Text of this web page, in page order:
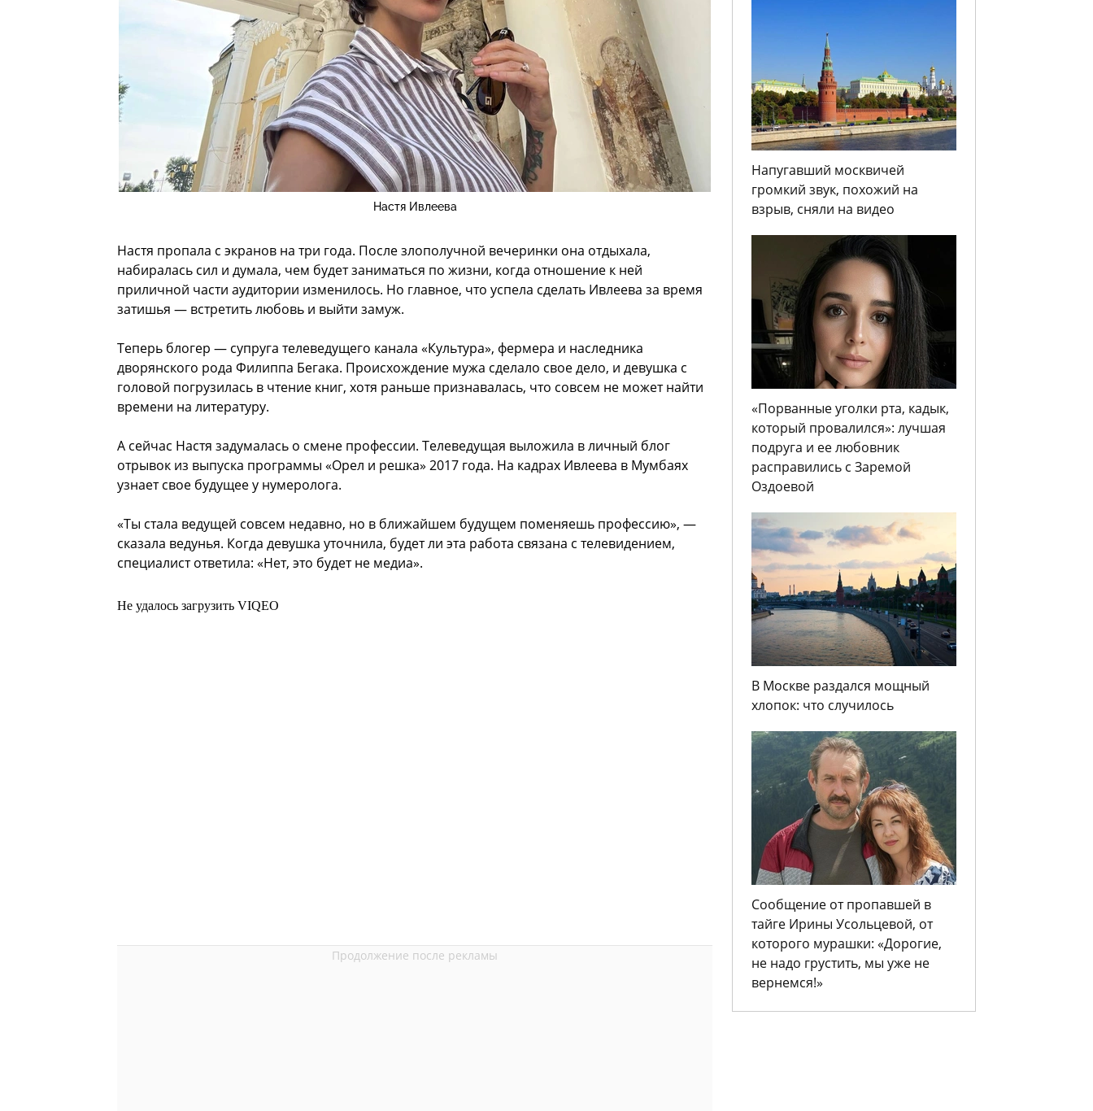
Настя Ивлеева
Настя пропала с экранов на три года. После злополучной вечеринки она отдыхала,
набиралась сил и думала, чем будет заниматься по жизни, когда отношение к ней
приличной части аудитории изменилось. Но главное, что успела сделать Ивлеева за время
затишья — встретить любовь и выйти замуж.
Теперь блогер — супруга телеведущего канала «Культура», фермера и наследника
дворянского рода Филиппа Бегака. Происхождение мужа сделало свое дело, и девушка с
головой погрузилась в чтение книг, хотя раньше признавалась, что совсем не может найти
времени на литературу.
А сейчас Настя задумалась о смене профессии. Телеведущая выложила в личный блог
отрывок из выпуска программы «Орел и решка» 2017 года. На кадрах Ивлеева в Мумбаях
узнает свое будущее у нумеролога.
«Ты стала ведущей совсем недавно, но в ближайшем будущем поменяешь профессию», —
сказала ведунья. Когда девушка уточнила, будет ли эта работа связана с телевидением,
специалист ответила: «Нет, это будет не медиа».
Не удалось загрузить VIQEO
Напугавший москвичей
громкий звук, похожий на
взрыв, сняли на видео
«Порванные уголки рта, кадык,
который провалился»: лучшая
подруга и ее любовник
расправились с Заремой
Оздоевой
В Москве раздался мощный
хлопок: что случилось
Сообщение от пропавшей в
тайге Ирины Усольцевой, от
которого мурашки: «Дорогие,
не надо грустить, мы уже не
вернемся!»